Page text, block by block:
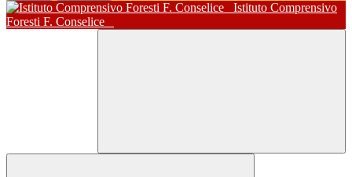
Istituto Comprensivo
Foresti F. Conselice